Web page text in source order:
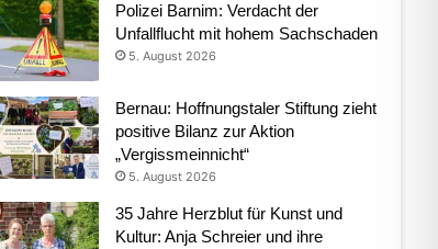
Polizei Barnim: Verdacht der
Unfallflucht mit hohem Sachschaden
5. August 2026
Bernau: Hoffnungstaler Stiftung zieht
positive Bilanz zur Aktion
„Vergissmeinnicht“
5. August 2026
35 Jahre Herzblut für Kunst und
Kultur: Anja Schreier und ihre